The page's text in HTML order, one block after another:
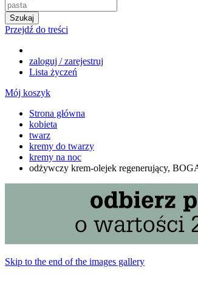
Szukaj
Przejdź do treści
zaloguj / zarejestruj
Lista życzeń
Mój koszyk
Strona główna
kobieta
twarz
kremy do twarzy
kremy na noc
odżywczy krem-olejek regenerujący,
Skip to the end of the images gallery